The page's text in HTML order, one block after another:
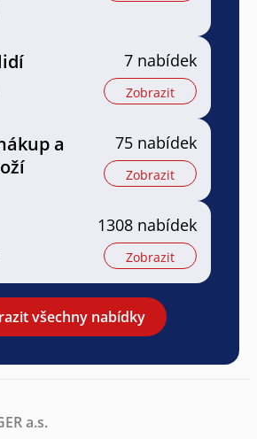
7 nabídek
Zobrazit
a
75 nabídek
Zobrazit
1308 nabídek
Zobrazit
všechny nabídky
a.s.